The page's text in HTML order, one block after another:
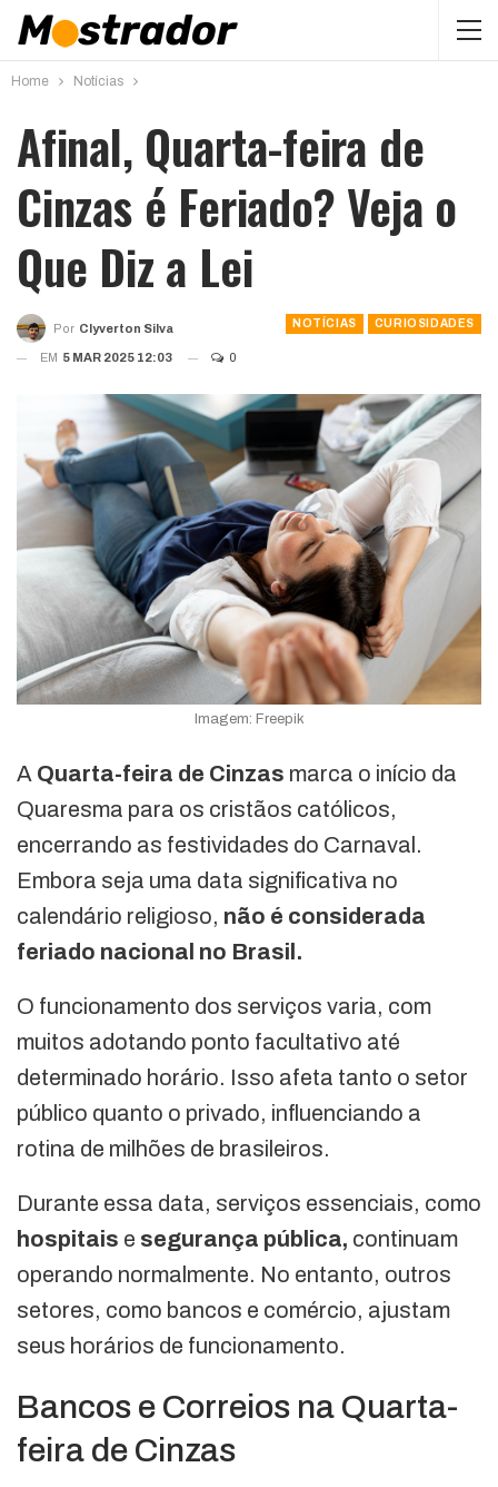
Home Notícias
Afinal, Quarta-feira de
Cinzas é Feriado? Veja o
Que Diz a Lei
NOTÍCIAS CURIOSIDADES
Por Clyverton Silva
EM 5 MAR 2025 12:03 0
Imagem: Freepik
A Quarta-feira de Cinzas marca o início da
Quaresma para os cristãos católicos,
encerrando as festividades do Carnaval.
Embora seja uma data significativa no
calendário religioso, não é considerada
feriado nacional no Brasil.
O funcionamento dos serviços varia, com
muitos adotando ponto facultativo até
determinado horário. Isso afeta tanto o setor
público quanto o privado, influenciando a
rotina de milhões de brasileiros.
Durante essa data, serviços essenciais, como
hospitais e segurança pública, continuam
operando normalmente. No entanto, outros
setores, como bancos e comércio, ajustam
seus horários de funcionamento.
Bancos e Correios na Quarta-
feira de Cinzas